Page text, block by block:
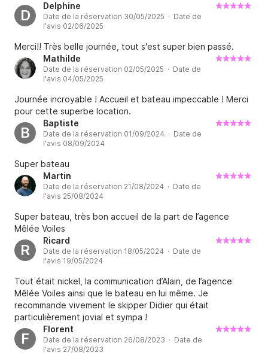
D
Delphine
Date de la réservation 30/05/2025 · Date de
l'avis 02/06/2025
Merci!! Très belle journée, tout s'est super bien passé.
Mathilde
Date de la réservation 02/05/2025 · Date de
l'avis 04/05/2025
Journée incroyable ! Accueil et bateau impeccable ! Merci
pour cette superbe location.
B
Baptiste
Date de la réservation 01/09/2024 · Date de
l'avis 08/09/2024
Super bateau
Martin
Date de la réservation 21/08/2024 · Date de
l'avis 25/08/2024
Super bateau, très bon accueil de la part de l’agence
Mêlée Voiles
R
Ricard
Date de la réservation 18/05/2024 · Date de
l'avis 19/05/2024
Tout était nickel, la communication d’Alain, de l’agence
Mêlée Voiles ainsi que le bateau en lui même. Je
recommande vivement le skipper Didier qui était
particulièrement jovial et sympa !
F
Florent
Date de la réservation 26/08/2023 · Date de
l'avis 27/08/2023